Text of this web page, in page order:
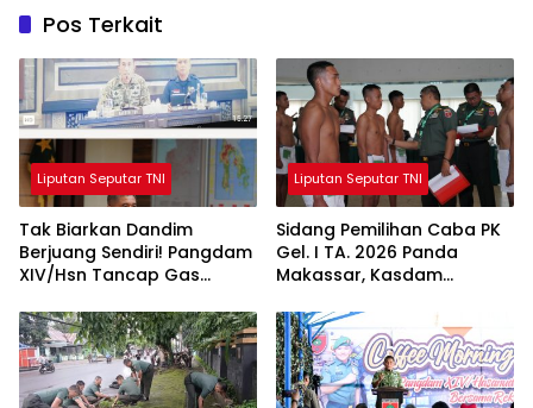
Pos Terkait
Liputan Seputar TNI
Tak Biarkan Dandim
Berjuang Sendiri! Pangdam
XIV/Hsn Tancap Gas
KDKMP dengan Inovasi
Workshop
Liputan Seputar TNI
Sidang Pemilihan Caba PK
Gel. I TA. 2026 Panda
Makassar, Kasdam
Profesional dan Objektif